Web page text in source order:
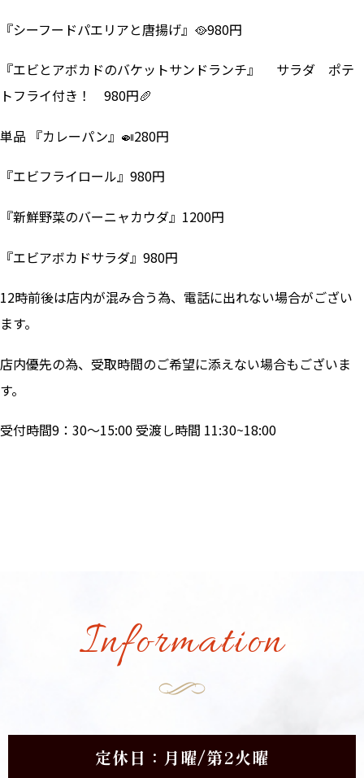
『シーフードパエリアと唐揚げ』🥘980円
『エビとアボカドのバケットサンドランチ』 サラダ ポテ
トフライ付き！ 980円🥖
単品 『カレーパン』🍛280円
『エビフライロール』980円
『新鮮野菜のバーニャカウダ』1200円
『エビアボカドサラダ』980円
12時前後は店内が混み合う為、電話に出れない場合がござい
ます。
店内優先の為、受取時間のご希望に添えない場合もございま
す。
受付時間9：30～15:00 受渡し時間 11:30~18:00
Information
定休日：月曜/第2火曜